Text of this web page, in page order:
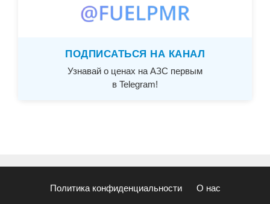
ПОДПИСАТЬСЯ НА КАНАЛ
Узнавай о ценах на АЗС первым
в Telegram!
Политика конфиденциальности О нас